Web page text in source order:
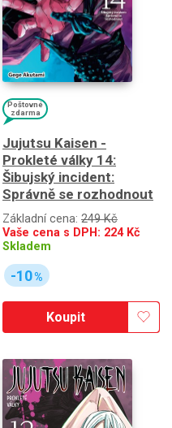
Poštovné
zdarma
Jujutsu Kaisen -
Prokleté války 14:
Šibujský incident:
Správně se rozhodnout
Základní cena: 249 Kč
Vaše cena s DPH: 224Kč
Skladem
-10%
Koupit